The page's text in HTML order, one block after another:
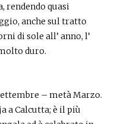
rendendo quasi
anche sul tratto
di sole all’ anno, l’
duro.
– metà Marzo.
a Calcutta; è il più